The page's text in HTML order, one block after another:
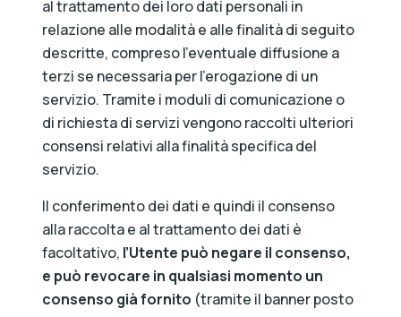
al trattamento dei loro dati personali in
relazione alle modalità e alle finalità di seguito
descritte, compreso l’eventuale diffusione a
terzi se necessaria per l’erogazione di un
servizio. Tramite i moduli di comunicazione o
di richiesta di servizi vengono raccolti ulteriori
consensi relativi alla finalità specifica del
servizio.
Il conferimento dei dati e quindi il consenso
alla raccolta e al trattamento dei dati è
facoltativo, l’Utente può negare il consenso,
e può revocare in qualsiasi momento un
consenso già fornito (tramite il banner posto